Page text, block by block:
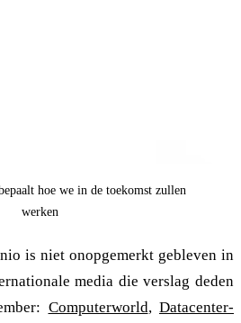
hoe we in de toekomst zullen
werken
is niet onopgemerkt gebleven in
media die verslag deden
Computerworld, Datacenter-